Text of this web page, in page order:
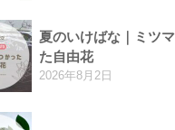
夏のいけばな｜ミツ
た自由花
2026年8月2日